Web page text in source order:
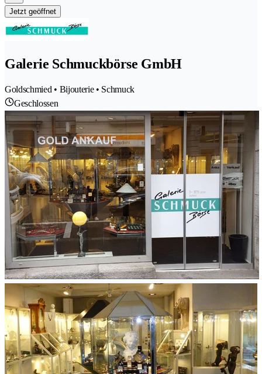
Jetzt geöffnet
Galerie Schmuckbörse GmbH
Goldschmied • Bijouterie • Schmuck
Geschlossen